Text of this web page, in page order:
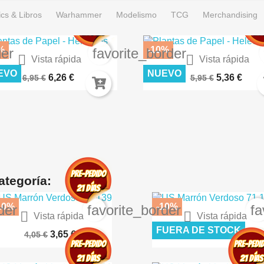
& Libros Warhammer Modelismo TCG Merchandising
 Vista rápida
LUNAR – TERRENOS...
6,95 € 6,26 €
favorite_border Vista rápida
CÉSPED FLOCK 2MM SECO
5,95 € 5,36 €
-10%
NUEVO
 Vista rápida
Escudos Medievales Old...
4,05 € 3,65 €
favorite_border  Vista rápida
Pinceles De Silicona...
5,95 € 5,36 €
-10%
FUERA DE STOCK